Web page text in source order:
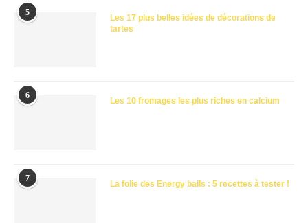
5
Les 17 plus belles idées de décorations de
tartes
6
Les 10 fromages les plus riches en calcium
7
La folie des Energy balls : 5 recettes à tester !